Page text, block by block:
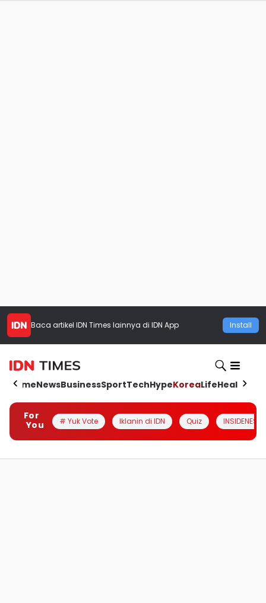
Baca artikel IDN Times lainnya di IDN App Install
HomeNewsBusinessSportTechHypeKoreaLifeHealth
For
You
# Yuk Vote Iklanin di IDN Quiz INSIDENESIA